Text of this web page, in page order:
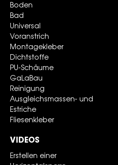
Boden
Bad
Universal
Voranstrich
Montagekleber
Dichtstoffe
PU-Schäume
GaLaBau
Reinigung
Ausgleichsmassen- und
Estriche
Fliesenkleber
VIDEOS
Erstellen einer